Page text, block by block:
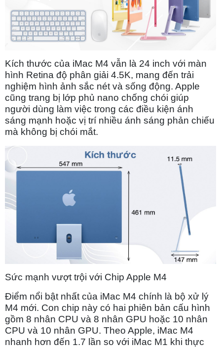
Kích thước của iMac M4 vẫn là 24 inch với màn
hình Retina độ phân giải 4.5K, mang đến trải
nghiệm hình ảnh sắc nét và sống động. Apple
cũng trang bị lớp phủ nano chống chói giúp
người dùng làm việc trong các điều kiện ánh
sáng mạnh hoặc vị trí nhiều ánh sáng phản chiếu
mà không bị chói mắt.
Sức mạnh vượt trội với Chip Apple M4
Điểm nổi bật nhất của iMac M4 chính là bộ xử lý
M4 mới. Con chip này có hai phiên bản cấu hình
gồm 8 nhân CPU và 8 nhân GPU hoặc 10 nhân
CPU và 10 nhân GPU. Theo Apple, iMac M4
nhanh hơn đến 1.7 lần so với iMac M1 khi thực